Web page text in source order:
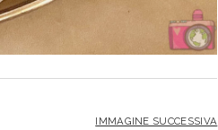
IMMAGINE SUCCESSIVA